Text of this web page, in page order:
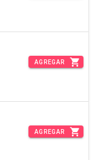
AGREGAR
AGREGAR